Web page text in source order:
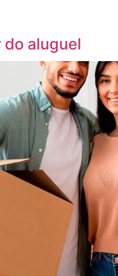
do aluguel